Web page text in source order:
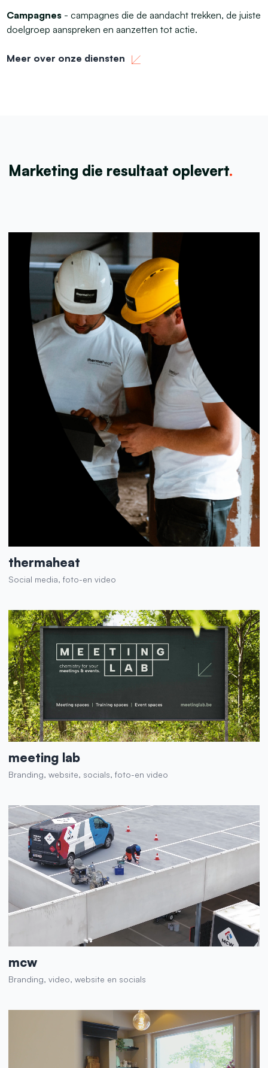
Campagnes - campagnes die de aandacht trekken, de juiste
doelgroep aanspreken en aanzetten tot actie.
Meer over onze diensten
Marketing die resultaat oplevert.
thermaheat
Social media, foto-en video
meeting lab
Branding, website, socials, foto-en video
mcw
Branding, video, website en socials